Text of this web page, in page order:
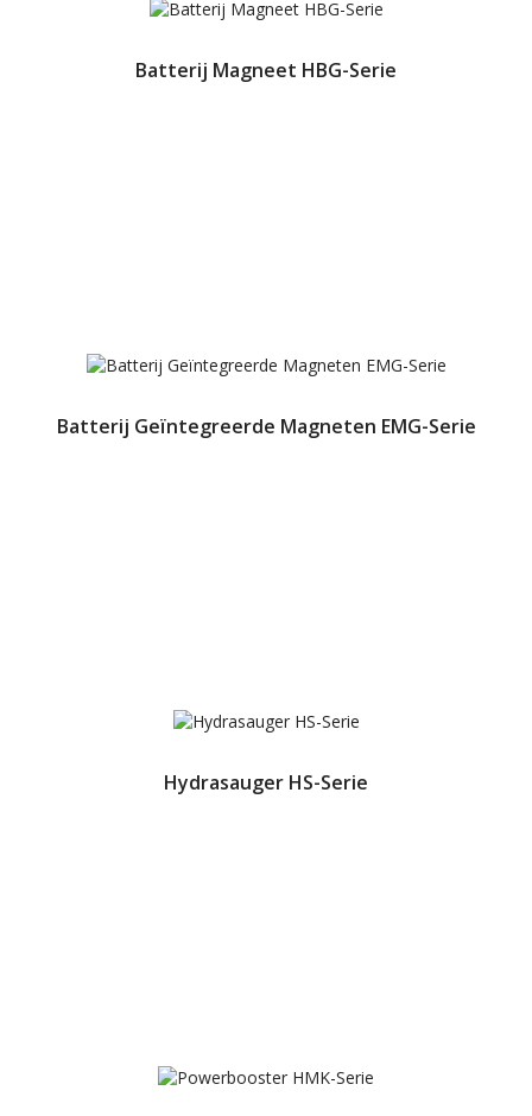
Batterij Magneet HBG-Serie
Batterij Geïntegreerde Magneten EMG-Serie
Hydrasauger HS-Serie